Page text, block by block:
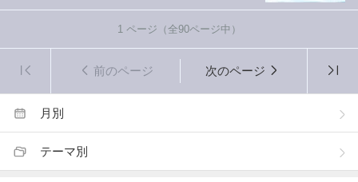
1ページ（全90ページ中）
前のページ 次のページ
月別
テーマ別